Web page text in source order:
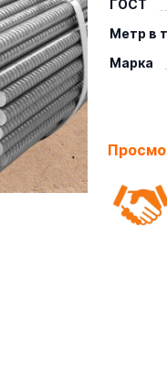
ГОСТ
Метр в
Марка